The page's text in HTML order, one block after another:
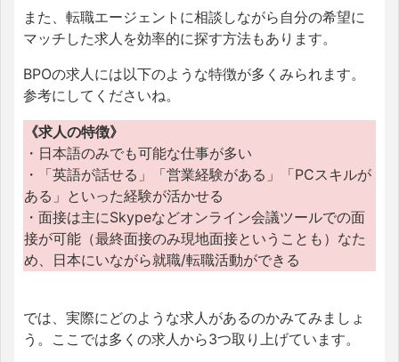
また、転職エージェントに相談しながら自分の希望に
マッチした求人を効率的に探す方法もあります。
BPOの求人には以下のような特徴が多くみられます。
参考にしてくださいね。
《求人の特徴》
・日本語のみでも可能な仕事が多い
・「英語が話せる」「営業経験がある」「PCスキルが
ある」といった経験が活かせる
・面接は主にSkypeなどオンライン会議ツールでの面
接が可能（最終面接のみ現地面接ということも）なた
め、日本にいながら就職/転職活動ができる
では、実際にどのような求人があるのかみてみましょ
う。ここでは多くの求人から3つ取り上げています。